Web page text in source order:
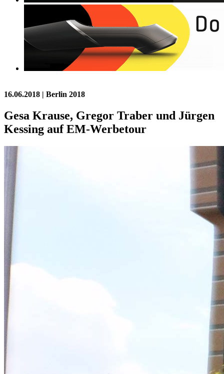
16.06.2018 | Berlin 2018
Gesa Krause, Gregor Traber und Jürgen
Kessing auf EM-Werbetour